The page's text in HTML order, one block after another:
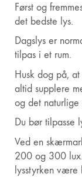
Først og
det bedste lys.
Dagslys er
tilpas i et rum.
Husk dog på,
altid supplere
og det naturlige
Du bør tilpasse
Ved en
200 og 300
lysstyrken være